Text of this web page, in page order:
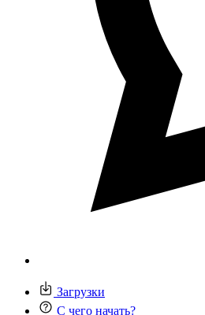
Загрузки
С чего начать?